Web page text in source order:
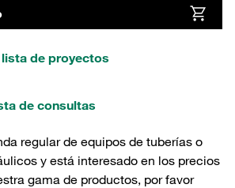
de proyectos
de consultas
regular de equipos de tuberías o
y está interesado en los precios
gama de productos, por favor